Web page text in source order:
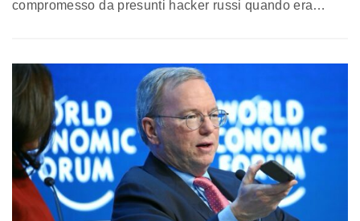
compromesso da presunti hacker russi quando era